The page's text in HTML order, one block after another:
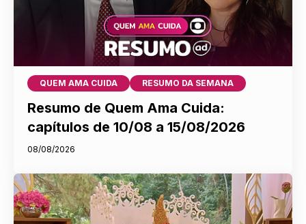
QUEM AMA CUIDA RESUMO DA SEMANA
Resumo de Quem Ama Cuida:
capítulos de 10/08 a 15/08/2026
08/08/2026